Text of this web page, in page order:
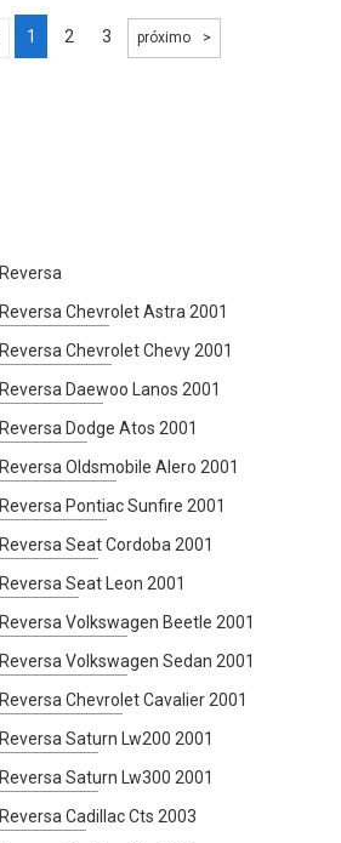
1 2 3 próximo
Chevrolet Astra 2001
Chevrolet Chevy 2001
Daewoo Lanos 2001
Dodge Atos 2001
Oldsmobile Alero 2001
Pontiac Sunfire 2001
Seat Cordoba 2001
Seat Leon 2001
Volkswagen Beetle 2001
Volkswagen Sedan 2001
Chevrolet Cavalier 2001
Saturn Lw200 2001
Saturn Lw300 2001
Cadillac Cts 2003